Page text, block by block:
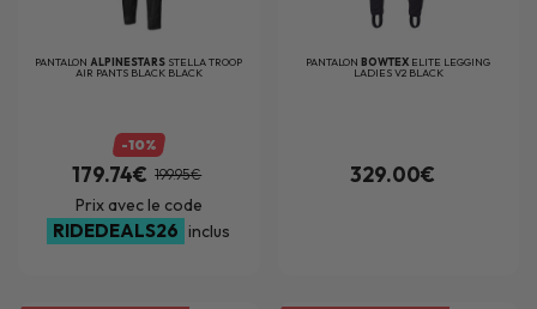
PANTALON ALPINESTARS STELLA TROOP
AIR PANTS BLACK BLACK
-10%
179.74€ 199.95€
Prix avec le code
RIDEDEALS26 inclus
PANTALONBOWTEX ELITE LEGGING
LADIES V2 BLACK
329.00€